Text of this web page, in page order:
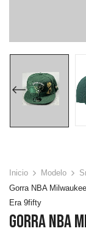
Inicio Modelo
Gorra NBA
Era 9fifty
Gorra NBA